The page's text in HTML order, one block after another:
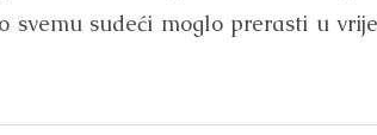
sudeći moglo prerasti u